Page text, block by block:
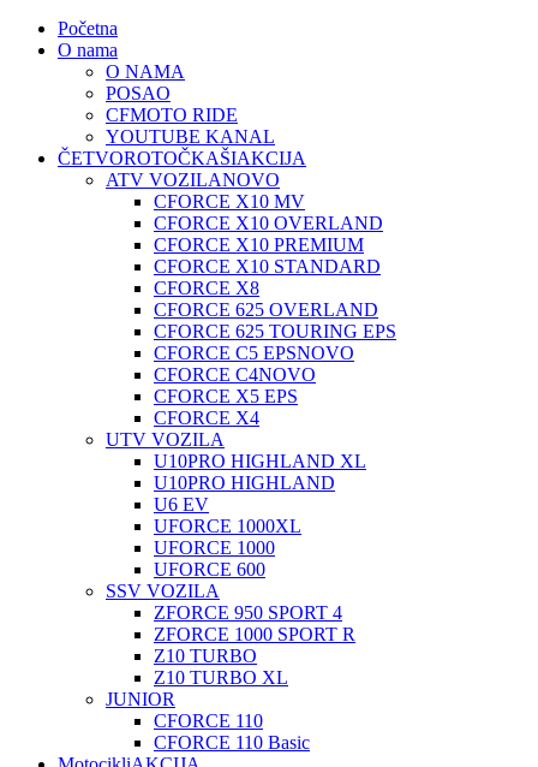
Početna
O nama
O NAMA
POSAO
CFMOTO RIDE
YOUTUBE KANAL
ČETVOROTOČKAŠIAKCIJA
ATV VOZILANOVO
CFORCE X10 MV
CFORCE X10 OVERLAND
CFORCE X10 PREMIUM
CFORCE X10 STANDARD
CFORCE X8
CFORCE 625 OVERLAND
CFORCE 625 TOURING EPS
CFORCE C5 EPSNOVO
CFORCE C4NOVO
CFORCE X5 EPS
CFORCE X4
UTV VOZILA
U10PRO HIGHLAND XL
U10PRO HIGHLAND
U6 EV
UFORCE 1000XL
UFORCE 1000
UFORCE 600
SSV VOZILA
ZFORCE 950 SPORT 4
ZFORCE 1000 SPORT R
Z10 TURBO
Z10 TURBO XL
JUNIOR
CFORCE 110
CFORCE 110 Basic